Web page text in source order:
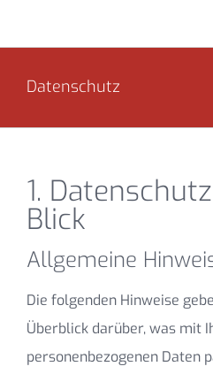
Datenschutz
1.
Blick
Allgemeine
Die folgenden Hinweise
Überblick darüber, was mit
personenbezogenen Daten